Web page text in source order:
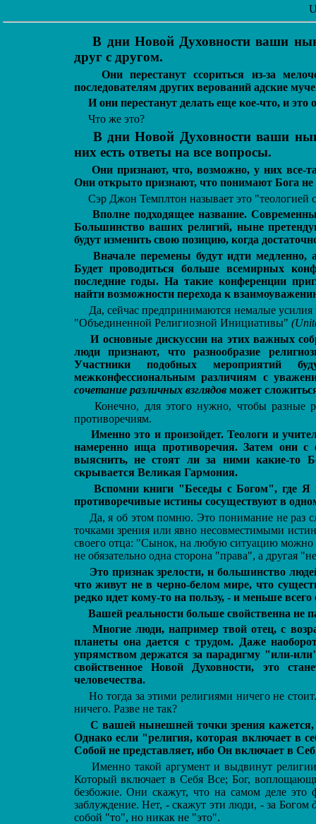
В дни Новой Духовности ваши
друг с другом.
Они перестанут ссориться из-за
последователям других верований адские
И они перестанут делать еще кое-что, и это
Что же это?
В дни Новой Духовности ваши
них есть ответы на все вопросы.
Они признают, что, возможно, у них все-
Они открыто признают, что понимают Бога не
Сэр Джон Темплтон называет это "теологией
Вполне подходящее название.
Большинство ваших религий, ныне
будут изменить свою позицию, когда
Вначале перемены будут идти медленно,
Будет проводиться больше всемирных
последние годы. На такие конференции
найти возможности перехода к
Да, сейчас предпринимаются немалые
"Объединенной Религиозной Инициативы"
И основные дискуссии на этих важных
люди признают, что разнообразие
Участники подобных мероприятий
межконфессиональным различиям с
сочетание различных взглядов может
Конечно, для этого нужно, чтобы разные
противоречиям.
Именно это и произойдет. Теологи и
намеренно ища противоречия. Затем они с
выяснить, не стоят ли за ними какие-то
скрывается Великая Гармония.
Вспомни книги "Беседы с Богом", где Я
противоречивые истины сосуществуют в
Да, я об этом помню. Это понимание не раз
точками зрения или явно несовместимыми
своего отца: "Сынок, на любую ситуацию можно
не обязательно одна сторона "права", а другая
Это признак зрелости, и большинство
что живут не в черно-белом мире, что
редко идет кому-то на пользу, - и меньше
Вашей реальности больше свойственна
Многие люди, например твой отец, с
планеты она дается с трудом. Даже
упрямством держатся за парадигму "или-
свойственное Новой Духовности, это
человечества.
Но тогда за этими религиями ничего не
ничего. Разве не так?
С вашей нынешней точки зрения
Однако если "религия, которая включает в
Собой не представляет, ибо Он включает в
Именно такой аргумент и выдвинут
Который включает в Себя Все; Бог,
безбожие. Они скажут, что на самом деле
заблуждение. Нет, - скажут эти люди, - за Богом
собой "то", но никак не "это".